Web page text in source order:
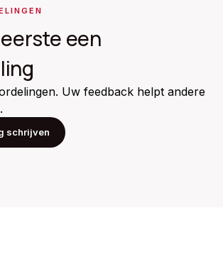
een
Uw feedback helpt andere
schrijven